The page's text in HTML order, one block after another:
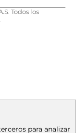
Todos los
para analizar